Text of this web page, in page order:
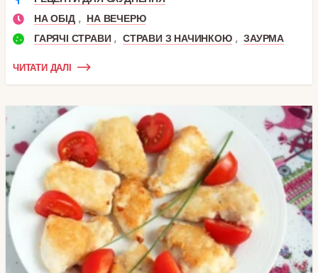
НА ОБІД ,
НА ВЕЧЕРЮ
ГАРЯЧІ СТРАВИ , СТРАВИ З НАЧИНКОЮ , ЗАУРМА
ЧИТАТИ ДАЛІ